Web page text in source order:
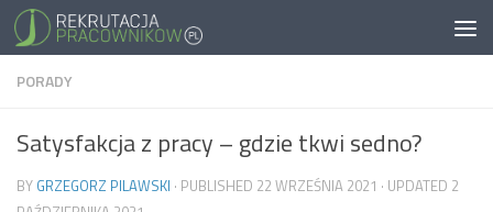
PORADY
Satysfakcja z pracy – gdzie tkwi sedno?
BY GRZEGORZ PILAWSKI · PUBLISHED 22 WRZEŚNIA 2021 · UPDATED 2